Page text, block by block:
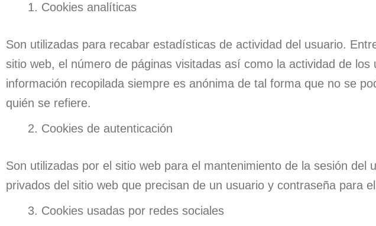
Cookies analíticas
Son utilizadas para recabar estadísticas de actividad del usuario.
sitio web, el número de páginas visitadas así como la actividad de
información recopilada siempre es anónima de tal forma que no se
quién se refiere.
Cookies de autenticación
Son utilizadas por el sitio web para el mantenimiento de la sesión
privados del sitio web que precisan de un usuario y contraseña para
Cookies usadas por redes sociales